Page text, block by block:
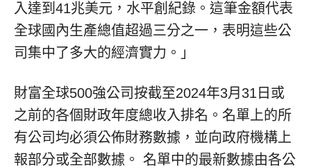
入達到41兆美元，水平創紀錄。這筆金額代表
全球國內生產總值超過三分之一，表明這些公
司集中了多大的經濟實力。」
財富全球500強公司按截至2024年3月31日或
之前的各個財政年度總收入排名。名單上的所
有公司均必須公佈財務數據，並向政府機構上
報部分或全部數據。 名單中的最新數據由各公